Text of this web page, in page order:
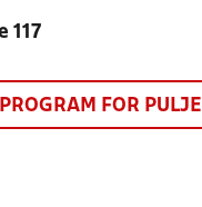
117
FOR PULJE